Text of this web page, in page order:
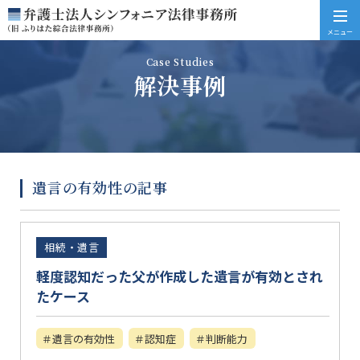
メニュー
Case Studies
解決事例
遺言の有効性の記事
相続・遺言
軽度認知だった父が作成した遺言が有効とされ
たケース
遺言の有効性 認知症 判断能力